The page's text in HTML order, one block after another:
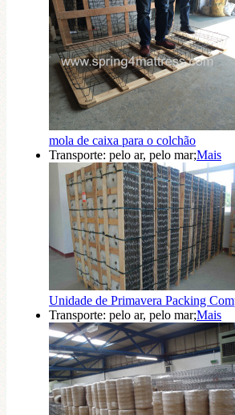
mola de caixa para o colchão
Transporte: pelo ar, pelo mar;Mais
Unidade de Primavera Packing
Transporte: pelo ar, pelo mar;Mais